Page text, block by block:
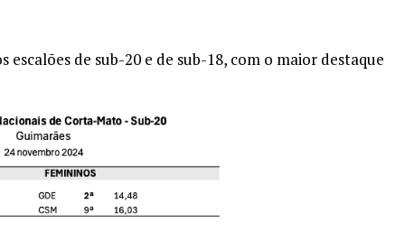
de sub-20 e de sub-18, com o maior destaque